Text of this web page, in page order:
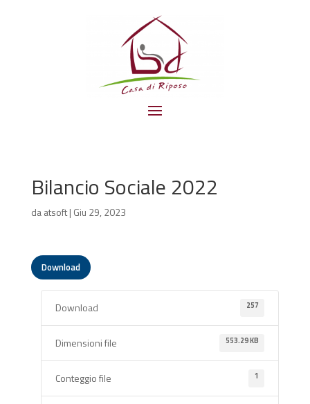
Bilancio Sociale 2022
daatsoft| Giu 29, 2023
Download
Download 257
Dimensioni file 553.29 KB
Conteggio file 1